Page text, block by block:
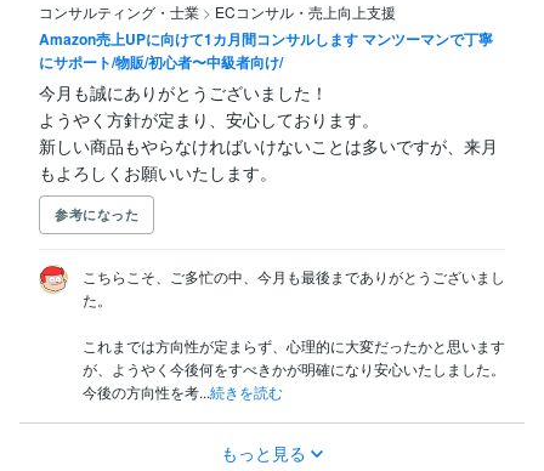
コンサルティング・士業 > ECコンサル・売上向上支援
Amazon売上UPに向けて1カ月間コンサルします マンツーマンで丁寧
にサポート/物販/初心者〜中級者向け/
今月も誠にありがとうございました！
ようやく方針が定まり、安心しております。
新しい商品もやらなければいけないことは多いですが、来月
もよろしくお願いいたします。
参考になった
こちらこそ、ご多忙の中、今月も最後までありがとうございまし
た。
これまでは方向性が定まらず、心理的に大変だったかと思います
が、ようやく今後何をすべきかが明確になり安心いたしました。
今後の方向性を考...続きを読む
もっと見る